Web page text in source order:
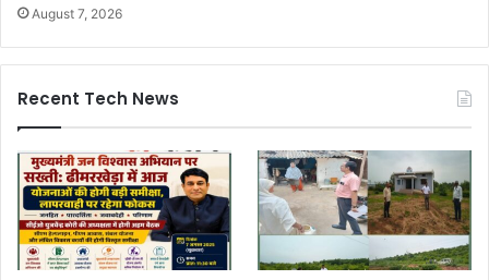
August 7, 2026
Recent Tech News